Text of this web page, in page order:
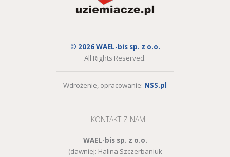
© 2026 WAEL-bis sp. z o.o.
All Rights Reserved.
Wdrożenie, opracowanie: NSS.pl
KONTAKT Z NAMI
WAEL-bis sp. z o.o.
(dawniej: Halina Szczerbaniuk